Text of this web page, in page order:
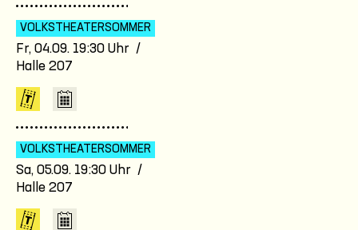
VOLKSTHEATER­SOMMER
Fr, 04.09. 19:30 Uhr /
Halle 207
VOLKSTHEATER­SOMMER
Sa, 05.09. 19:30 Uhr /
Halle 207